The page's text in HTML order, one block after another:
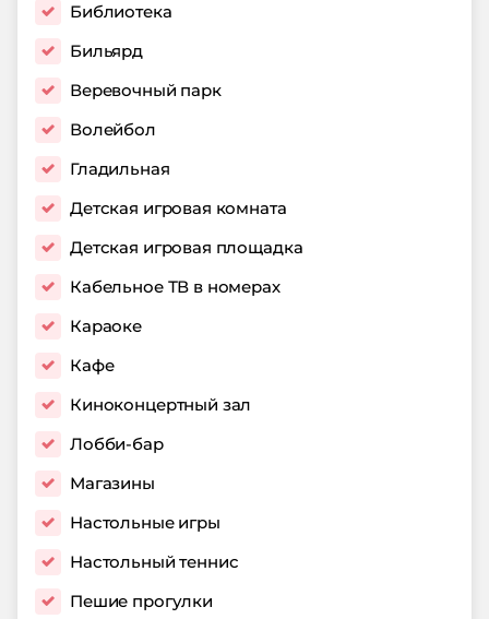
Библиотека
Бильярд
Веревочный парк
Волейбол
Гладильная
Детская игровая комната
Детская игровая площадка
Кабельное ТВ в номерах
Караоке
Кафе
Киноконцертный зал
Лобби-бар
Магазины
Настольные игры
Настольный теннис
Пешие прогулки